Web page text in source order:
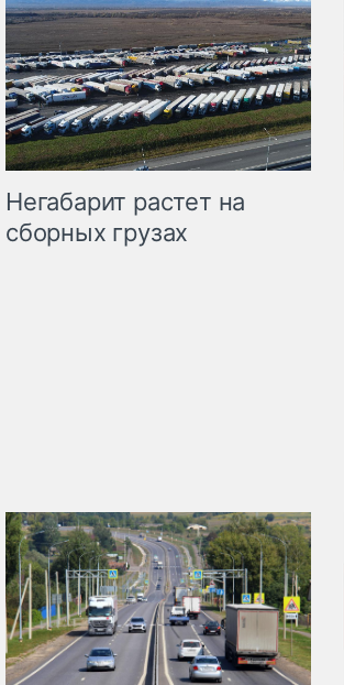
Негабарит растет на
сборных грузах